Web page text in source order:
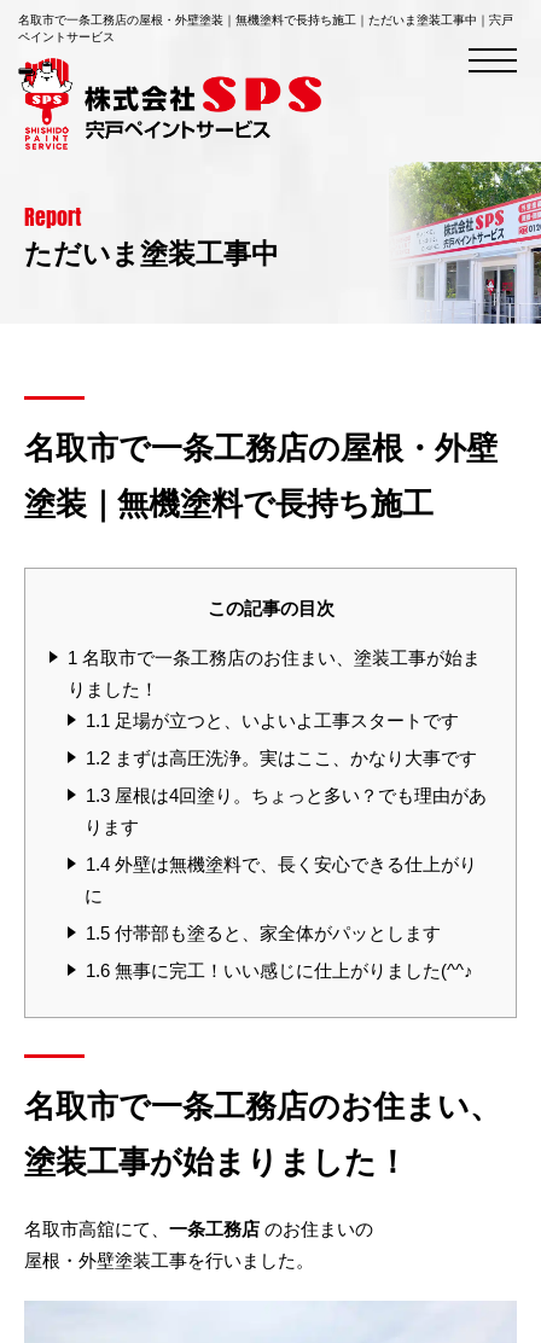
名取市で一条工務店の屋根・外壁塗装｜無機塗料で長持ち施工｜ただいま塗装工事中｜宍戸
ペイントサービス
Report
ただいま塗装工事中
名取市で一条工務店の屋根・外壁
塗装｜無機塗料で長持ち施工
この記事の目次
1 名取市で一条工務店のお住まい、塗装工事が始ま
りました！
1.1足場が立つと、いよいよ工事スタートです
1.2まずは高圧洗浄。実はここ、かなり大事です
1.3屋根は4回塗り。ちょっと多い？でも理由があ
ります
1.4外壁は無機塗料で、長く安心できる仕上がり
に
1.5付帯部も塗ると、家全体がパッとします
1.6無事に完工！いい感じに仕上がりました(^^♪
名取市で一条工務店のお住まい、
塗装工事が始まりました！
名取市高舘にて、 一条工務店 のお住まいの
屋根・外壁塗装工事を行いました。